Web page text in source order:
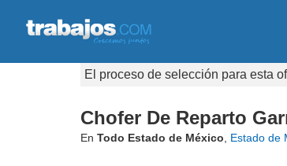
El proceso de selección para esta
Chofer De Reparto
En Todo Estado de México Estado de